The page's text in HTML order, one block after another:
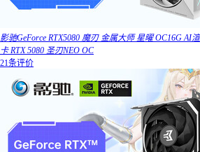
影驰GeForce RTX5080 魔刃 金属大师 星曜 OC16G AI
卡 RTX 5080 圣刃NEO OC
21条评价